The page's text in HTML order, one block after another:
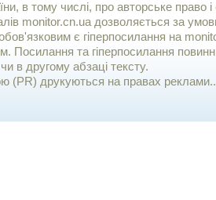
в тому числі, про авторське право і
monitor.cn.ua дозволяється за
є гiперпосилання на
Посилання та гіперпосилання
в другому абзаці тексту.
(PR) друкуються на правах реклами..